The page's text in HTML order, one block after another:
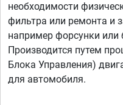
необходимости
фильтра или ремонта и
например форсунки или
Производится путем
Блока Управления)
для автомобиля.